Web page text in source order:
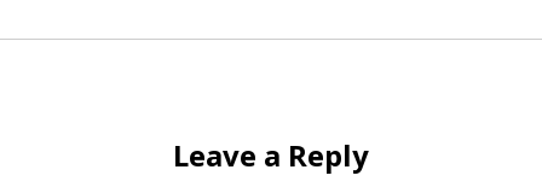
Leave a Reply